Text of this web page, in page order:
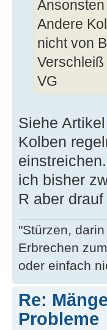
Andere
nicht von
VG
Siehe
Kolben
ich bisher
R aber
"Stürzen,
Erbrechen
oder einfach
Re:
Probleme